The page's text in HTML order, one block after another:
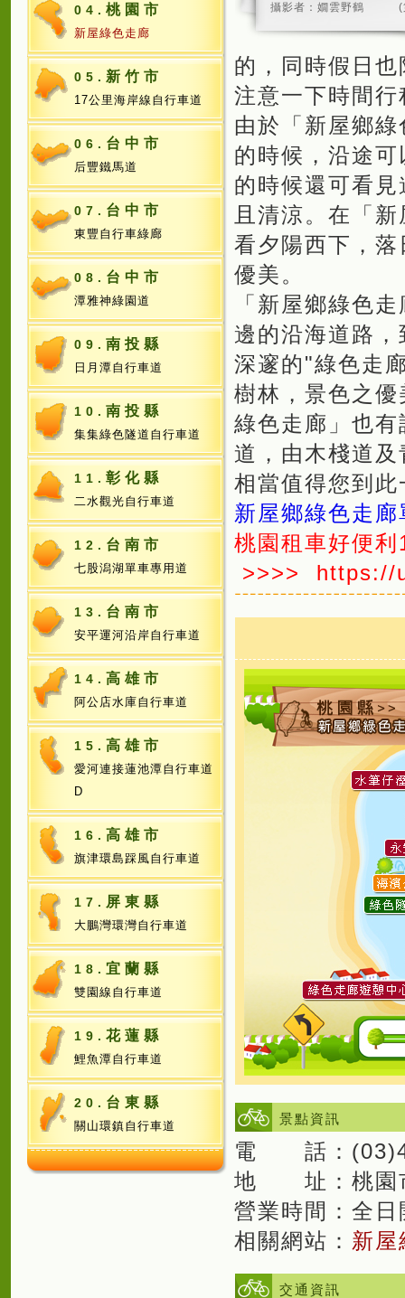
04.桃園市
新屋綠色走廊
05. 新竹市
17公里海岸線自行車道
06. 台中市
后豐鐵馬道
07. 台中市
東豐自行車綠廊
08. 台中市
潭雅神綠園道
09.南投縣
日月潭自行車道
10.南投縣
集集綠色隧道自行車道
11.彰化縣
二水觀光自行車道
12. 台南市
七股潟湖單車專用道
13. 台南市
安平運河沿岸自行車道
14. 高雄市
阿公店水庫自行車道
15. 高雄市
愛河連接蓮池潭自行車道
D
16. 高雄市
旗津環島踩風自行車道
17. 屏東縣
大鵬灣環灣自行車道
18.宜蘭縣
雙園線自行車道
19.花蓮縣
鯉魚潭自行車道
20. 台東縣
關山環鎮自行車道
攝影者：嫺雲野鶴
的，同時假日
注意一下時間
由於「新屋鄉
的時候，沿途
的時候還可看
且清涼。在「
看夕陽西下，
優美。
「新屋鄉綠色
邊的沿海道路
深邃的"綠色走
樹林，景色之
綠色走廊」也
道，由木棧道
相當值得您到此
新屋鄉綠色走
桃園租車好便
>>>> https://
景點資訊
電 話：
地 址：桃園
營業時間：全日
相關網站： 新屋
交通資訊